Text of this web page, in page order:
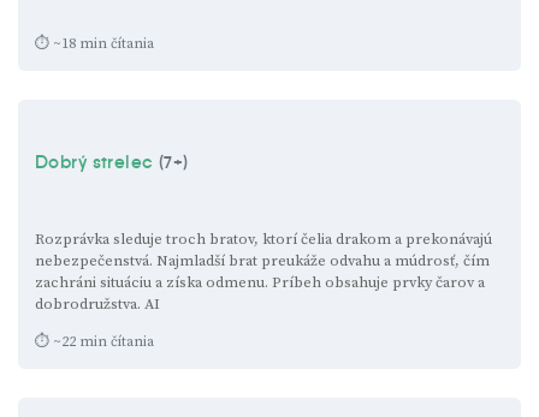
⏱ ~18 min čítania
Dobrý strelec (7+)
Rozprávka sleduje troch bratov, ktorí čelia drakom a prekonávajú
nebezpečenstvá. Najmladší brat preukáže odvahu a múdrosť, čím
zachráni situáciu a získa odmenu. Príbeh obsahuje prvky čarov a
dobrodružstva. AI
⏱ ~22 min čítania